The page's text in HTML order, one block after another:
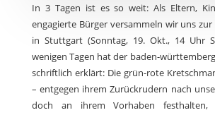
In 3 Tagen ist es so weit: Als Eltern,
engagierte Bürger versammeln wir uns zur
in Stuttgart (Sonntag, 19. Okt., 14 Uhr
wenigen Tagen hat der baden-
schriftlich erklärt: Die grün-rote
– entgegen ihrem Zurückrudern nach
doch an ihrem Vorhaben festhalten,